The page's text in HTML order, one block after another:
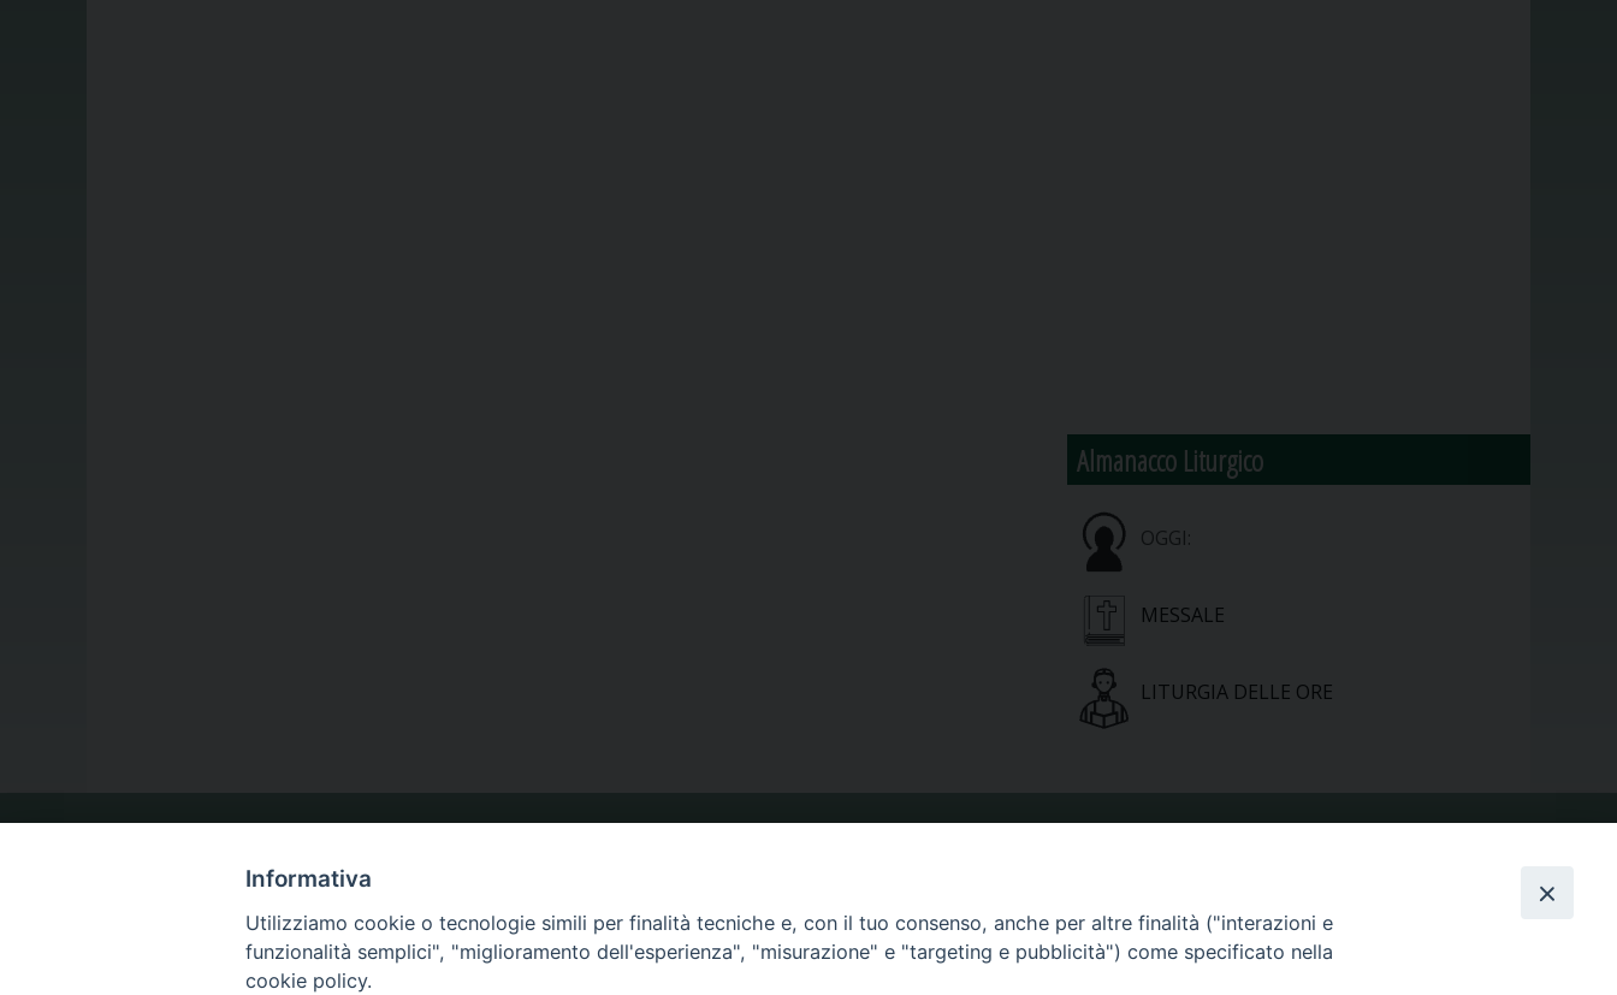
Almanacco Liturgico
OGGI:
MESSALE
LITURGIA DELLE ORE
LA NOSTRA DIOCESI
IL VESCOVO
CALENDARIO PASTORALE
PHOTOGALLERY
Informativa
Utilizziamo cookie o tecnologie simili per finalità tecniche e, con il tuo consenso, anche per altre finalità ("interazioni e
funzionalità semplici", "miglioramento dell'esperienza", "misurazione" e "targeting e pubblicità") come specificato nella
cookie policy.